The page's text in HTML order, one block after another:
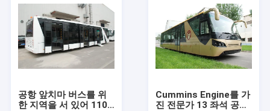
공항 앞치마 버스를 위
한 지역을 서 있어 110
Cummins Engine를 가
진 전문가 13 좌석 공항